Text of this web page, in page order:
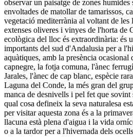
observar un paisatge de zones humides
envoltades de matollar de tamarissos,
vegetació mediterrània al voltant de les
extenses oliveres i vinyes de l'horta de
ecològica del lloc és extraordinària: és
importants del sud d'Andalusia per a
aquàtiques, amb la presència ocasional
capnegre, la fotja comuna, l'ànec
Jarales, l'ànec de cap blanc, espècie
Laguna del Conde, la més gran del
manca de desnivells i pel fet que
qual cosa defineix la seva naturalesa
per visitar aquesta zona és a la
llacuna està plena d'aigua i la vida
o a la tardor per a l'hivernada dels